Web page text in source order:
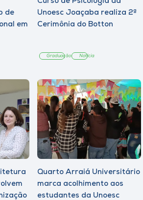
de
em
Unoesc Joaçaba realiza 2ª
Cerimônia do Botton
Graduação Notícia
Quarto Arraiá Universitário
marca acolhimento aos
estudantes da Unoesc